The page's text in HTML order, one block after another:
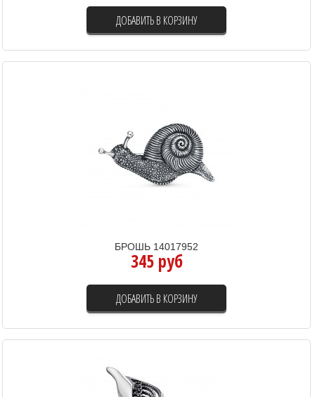
ДОБАВИТЬ В КОРЗИНУ
БРОШЬ 14017952
345 руб
ДОБАВИТЬ В КОРЗИНУ